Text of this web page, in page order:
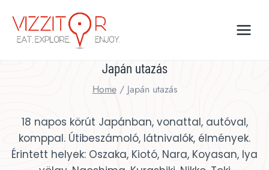
content
Japán utazás
Home / Japán utazás
18 napos körút Japánban, vonattal, autóval,
komppal. Útibeszámoló, látnivalók, élmények.
Érintett helyek: Oszaka, Kiotó, Nara, Koyasan, Iya